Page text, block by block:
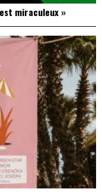
miraculeux »